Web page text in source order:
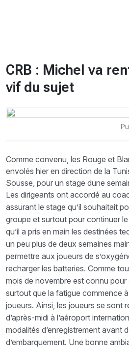
CRB : Michel va
vif du sujet
Comme convenu, les Rouge et
envolés hier en direction de la
Sousse, pour un stage dune
Les dirigeants ont accordé au
assurant le stage qu’il souhaitait
groupe et surtout pour continuer
qu’il a pris en main les destinées
un peu plus de deux semaines
permettre aux joueurs de
recharger les batteries. Comme
mois de novembre est connu pour
surtout que la fatigue commence
joueurs. Ainsi, les joueurs se sont
d’après-midi à l’aéroport
modalités d’enregistrement avant
d’embarquement. Une bonne